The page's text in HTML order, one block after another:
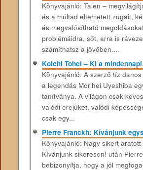
Könyvajánló: Talen –
és a múltad eltemetett zugait,
és megvalósítható
problémáidra, sőt, arra is
számíthatsz a jövőben....
Koichi Tohei – Ki a
Könyvajánló: A szerző tíz
a legendás Morihei Uyeshiba
tanítványa. A világon csak
valódi erejüket, valódi
csak egy...
Pierre Franckh: Kívánjunk
Könyvajánló: Nagy sikert aratott
Kívánjunk sikeresen! után
bebizonyítja, hogy a jól